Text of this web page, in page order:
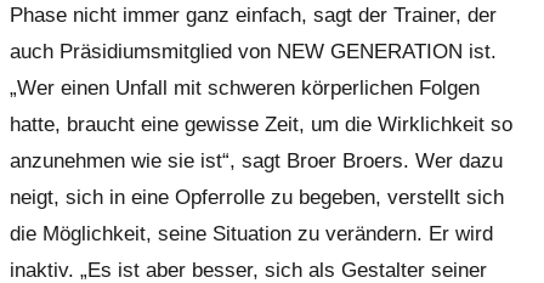
Phase nicht immer ganz einfach, sagt der Trainer, der
auch Präsidiumsmitglied von NEW GENERATION ist.
„Wer einen Unfall mit schweren körperlichen Folgen
hatte, braucht eine gewisse Zeit, um die Wirklichkeit so
anzunehmen wie sie ist“, sagt Broer Broers. Wer dazu
neigt, sich in eine Opferrolle zu begeben, verstellt sich
die Möglichkeit, seine Situation zu verändern. Er wird
inaktiv. „Es ist aber besser, sich als Gestalter seiner